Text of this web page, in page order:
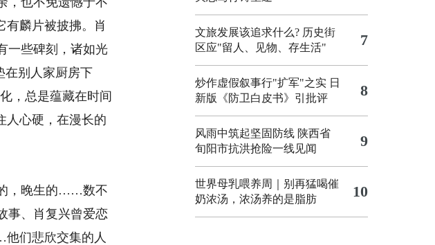
有麟片被披拂。肖
一些碑刻，诸如光
在别人家厨房下
，总是蕴藏在时间
人心硬，在漫长的
，晚生的……数不
事、肖复兴曾爱恋
们悲欣交集的人
文旅发展该追求什么? 历史街
区应"留人、见物、存生活"
7
炒作虚假叙事行"扩军"之实 日
新版《防卫白皮书》引批评
8
风雨中筑起坚固防线 陕西省
旬阳市抗洪抢险一线见闻
9
世界母乳喂养周｜别再猛喝催
奶浓汤，浓汤养的是脂肪
10